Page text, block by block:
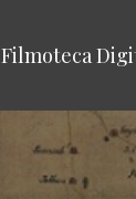
Filmoteca